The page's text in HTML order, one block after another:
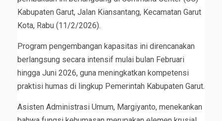
Kabupaten Garut, Jalan Kiansantang, Kecamatan Garut
Kota, Rabu (11/2/2026).
Program pengembangan kapasitas ini direncanakan
berlangsung secara intensif mulai bulan Februari
hingga Juni 2026, guna meningkatkan kompetensi
praktisi humas di lingkup Pemerintah Kabupaten Garut.
Asisten Administrasi Umum, Margiyanto, menekankan